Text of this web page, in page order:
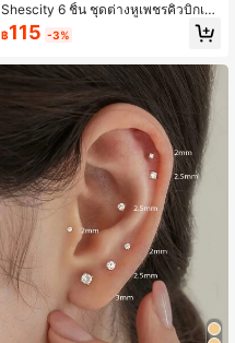
Shescity 6 ชิ้น ชุดต่างหูเพชรคิวบิกเซ
อร์โคเนียทรงเรขาคณิตทันสมัย, ต่างหูมิ
นิมอลแบบอสมมาตรสำหรับผู้หญิง, ต่าง
฿115 -3%